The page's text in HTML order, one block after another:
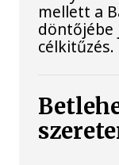
mellett a
döntőjébe
célkitűzés.